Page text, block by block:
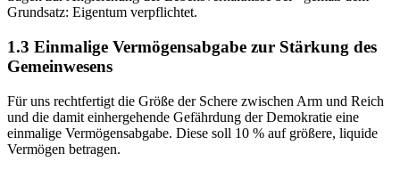
Grundsatz: Eigentum verpflichtet.
1.3 Einmalige Vermögensabgabe zur Stärkung des
Gemeinwesens
Für uns rechtfertigt die Größe der Schere zwischen Arm und Reich
und die damit einhergehende Gefährdung der Demokratie eine
einmalige Vermögensabgabe. Diese soll 10 % auf größere, liquide
Vermögen betragen.